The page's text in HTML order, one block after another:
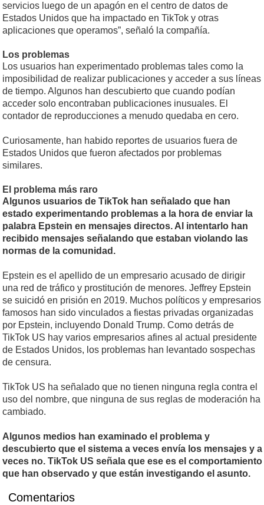
servicios luego de un apagón en el centro de datos de
Estados Unidos que ha impactado en TikTok y otras
aplicaciones que operamos”, señaló la compañía.
Los problemas
Los usuarios han experimentado problemas tales como la
imposibilidad de realizar publicaciones y acceder a sus líneas
de tiempo. Algunos han descubierto que cuando podían
acceder solo encontraban publicaciones inusuales. El
contador de reproducciones a menudo quedaba en cero.
Curiosamente, han habido reportes de usuarios fuera de
Estados Unidos que fueron afectados por problemas
similares.
El problema más raro
Algunos usuarios de TikTok han señalado que han
estado experimentando problemas a la hora de enviar la
palabra Epstein en mensajes directos. Al intentarlo han
recibido mensajes señalando que estaban violando las
normas de la comunidad.
Epstein es el apellido de un empresario acusado de dirigir
una red de tráfico y prostitución de menores. Jeffrey Epstein
se suicidó en prisión en 2019. Muchos políticos y empresarios
famosos han sido vinculados a fiestas privadas organizadas
por Epstein, incluyendo Donald Trump. Como detrás de
TikTok US hay varios empresarios afines al actual presidente
de Estados Unidos, los problemas han levantado sospechas
de censura.
TikTok US ha señalado que no tienen ninguna regla contra el
uso del nombre, que ninguna de sus reglas de moderación ha
cambiado.
Algunos medios han examinado el problema y
descubierto que el sistema a veces envía los mensajes y a
veces no. TikTok US señala que ese es el comportamiento
que han observado y que están investigando el asunto.
Comentarios